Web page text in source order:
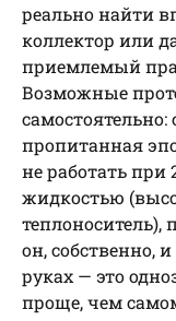
реально найти
коллектор или
приемлемый
Возможные
пропитанная
не работать при
жидкостью
теплоноситель),
он, собственно,
руках — это
проще, чем